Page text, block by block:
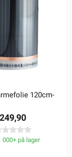
120cm-
249,90
000+ på lager